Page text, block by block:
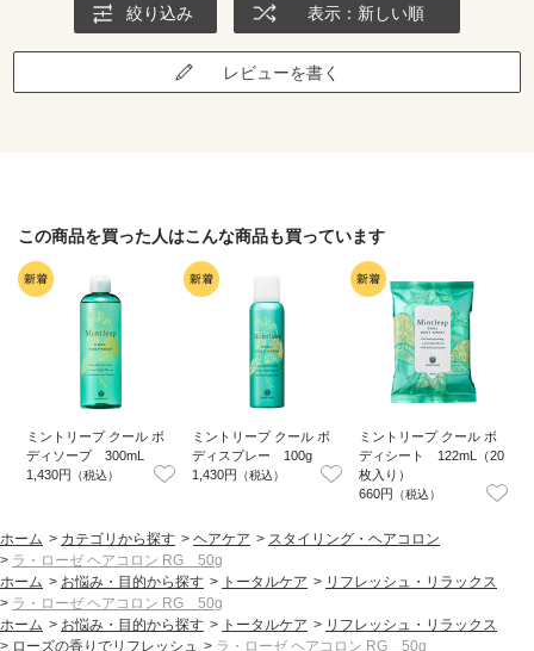
絞り込み 表示：新しい順
レビューを書く
この商品を買った人はこんな商品も買っています
ミントリープ クール ボ
ディソープ 300mL
1,430円 （税込）
ミントリープ クール ボ
ディスプレー 100g
1,430円
（税込）
ミントリープ クール ボ
ディシート 122mL（20
枚入り）
660円 （税込）
ホーム > カテゴリから探す > ヘアケア > スタイリング・ヘアコロン
> ラ・ローゼ ヘアコロン RG 50g
ホーム > お悩み・目的から探す > トータルケア > リフレッシュ・リラックス
> ラ・ローゼ ヘアコロン RG 50g
ホーム > お悩み・目的から探す > トータルケア > リフレッシュ・リラックス
> ローズの香りでリフレッシュ > ラ・ローゼ ヘアコロン RG 50g